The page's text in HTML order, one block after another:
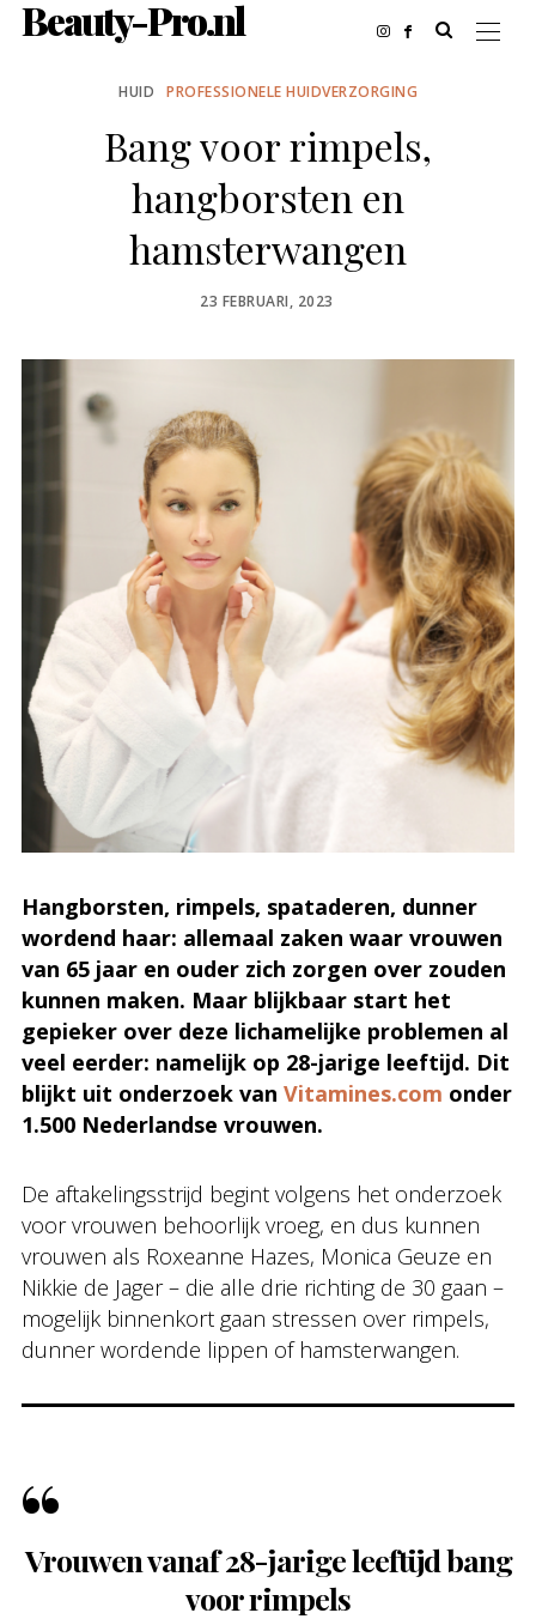
Beauty-Pro.nl
HUID PROFESSIONELE HUIDVERZORGING
Bang voor rimpels,
hangborsten en
hamsterwangen
POSTED
23 FEBRUARI, 2023
Hangborsten, rimpels, spataderen, dunner
wordend haar: allemaal zaken waar vrouwen
van 65 jaar en ouder zich zorgen over zouden
kunnen maken. Maar blijkbaar start het
gepieker over deze lichamelijke problemen al
veel eerder: namelijk op 28-jarige leeftijd. Dit
blijkt uit onderzoek van Vitamines.com onder
1.500 Nederlandse vrouwen.
De aftakelingsstrijd begint volgens het onderzoek
voor vrouwen behoorlijk vroeg, en dus kunnen
vrouwen als Roxeanne Hazes, Monica Geuze en
Nikkie de Jager – die alle drie richting de 30 gaan –
mogelijk binnenkort gaan stressen over rimpels,
dunner wordende lippen of hamsterwangen.
Vrouwen vanaf 28-jarige leeftijd bang
voor rimpels